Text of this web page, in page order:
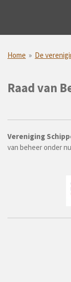
hoofdinhoud
Home » De
Raad van
Vereniging
van beheer onder